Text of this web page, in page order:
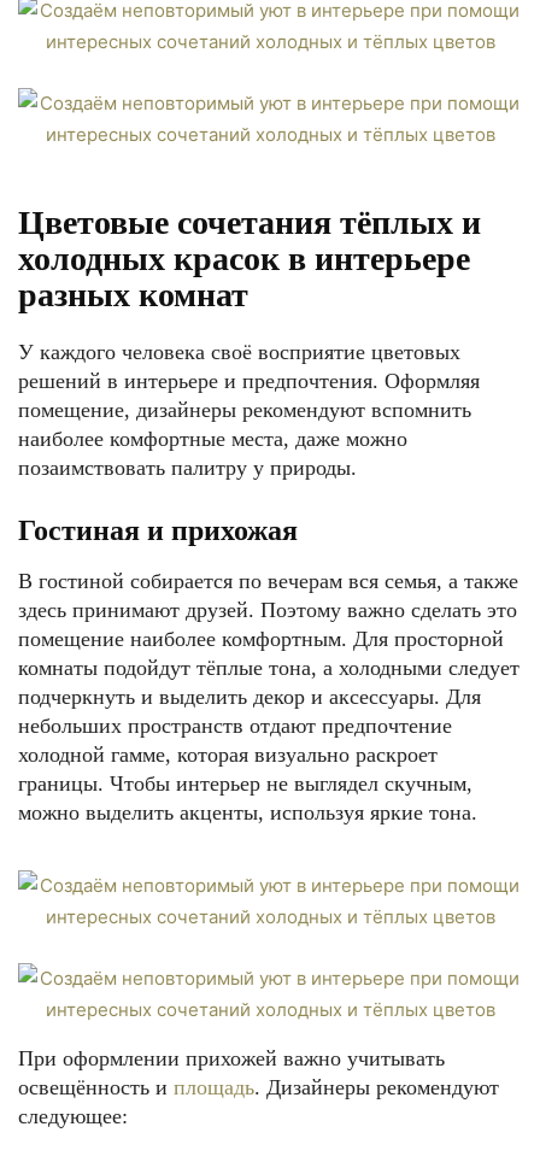
Цветовые сочетания тёплых и
холодных красок в интерьере
разных комнат
У каждого человека своё восприятие цветовых
решений в интерьере и предпочтения. Оформляя
помещение, дизайнеры рекомендуют вспомнить
наиболее комфортные места, даже можно
позаимствовать палитру у природы.
Гостиная и прихожая
В гостиной собирается по вечерам вся семья, а также
здесь принимают друзей. Поэтому важно сделать это
помещение наиболее комфортным. Для просторной
комнаты подойдут тёплые тона, а холодными следует
подчеркнуть и выделить декор и аксессуары. Для
небольших пространств отдают предпочтение
холодной гамме, которая визуально раскроет
границы. Чтобы интерьер не выглядел скучным,
можно выделить акценты, используя яркие тона.
При оформлении прихожей важно учитывать
освещённость и площадь. Дизайнеры рекомендуют
следующее: